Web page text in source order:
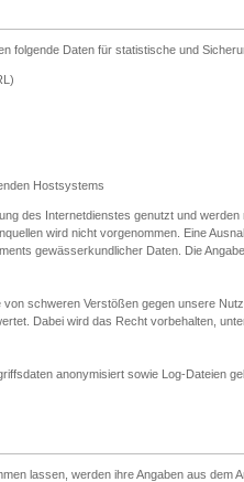
folgende Daten für statistische und
Hostsystems
des Internetdienstes genutzt und
wird nicht vorgenommen. Eine
gewässerkundlicher Daten. Die
schweren Verstößen gegen unsere
Dabei wird das Recht vorbehalten,
anonymisiert sowie Log-Dateien
lassen, werden ihre Angaben aus dem